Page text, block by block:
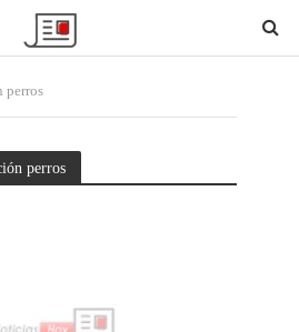
perros
perros